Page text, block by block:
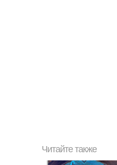
Читайте также